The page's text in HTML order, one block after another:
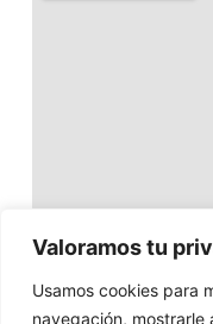
Valoramos tu
Usamos cookies para
navegación, mostrarle